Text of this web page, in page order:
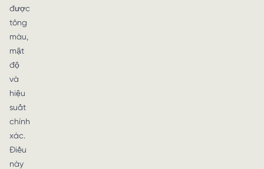
được
tông
màu,
mật
độ
và
hiệu
suất
chính
xác.
Điều
này